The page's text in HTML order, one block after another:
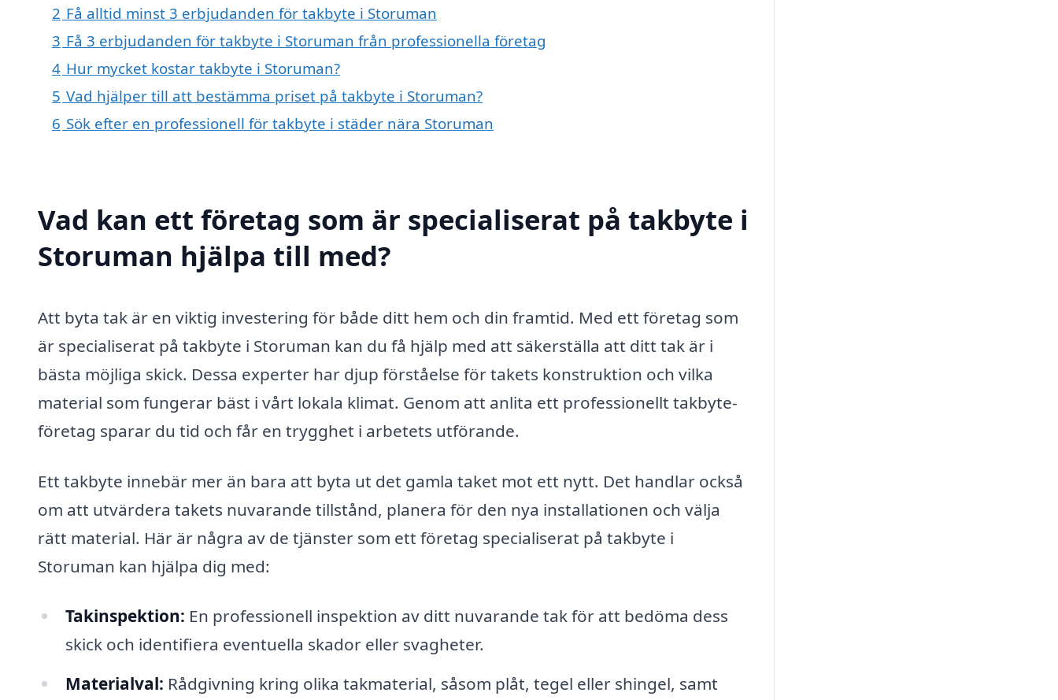
2 Få alltid minst 3 erbjudanden för takbyte i Storuman
3 Få 3 erbjudanden för takbyte i Storuman från professionella företag
4 Hur mycket kostar takbyte i Storuman?
5 Vad hjälper till att bestämma priset på takbyte i Storuman?
6 Sök efter en professionell för takbyte i städer nära Storuman
Vad kan ett företag som är specialiserat på takbyte i
Storuman hjälpa till med?
Att byta tak är en viktig investering för både ditt hem och din framtid. Med ett företag som
är specialiserat på takbyte i Storuman kan du få hjälp med att säkerställa att ditt tak är i
bästa möjliga skick. Dessa experter har djup förståelse för takets konstruktion och vilka
material som fungerar bäst i vårt lokala klimat. Genom att anlita ett professionellt takbyte-
företag sparar du tid och får en trygghet i arbetets utförande.
Ett takbyte innebär mer än bara att byta ut det gamla taket mot ett nytt. Det handlar också
om att utvärdera takets nuvarande tillstånd, planera för den nya installationen och välja
rätt material. Här är några av de tjänster som ett företag specialiserat på takbyte i
Storuman kan hjälpa dig med:
Takinspektion: En professionell inspektion av ditt nuvarande tak för att bedöma dess
skick och identifiera eventuella skador eller svagheter.
Materialval: Rådgivning kring olika takmaterial, såsom plåt, tegel eller shingel, samt